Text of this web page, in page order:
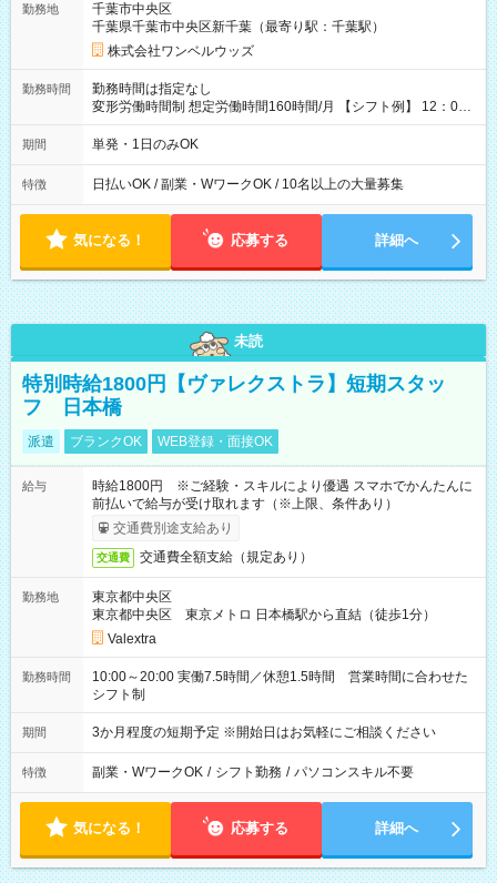
なし
勤務地
千葉市中央区
千葉県千葉市中央区新千葉（最寄り駅：千葉駅）
株式会社ワンベルウッズ
勤務時間
勤務時間は指定なし
変形労働時間制 想定労働時間160時間/月 【シフト例】 12：00
～22：00
期間 単発・1日のみOK
特徴 日払いOK / 副業・WワークOK / 10名以上の大量募集
気になる！ 応募する 詳細へ
未読
特別時給1800円【ヴァレクストラ】短期スタッ
フ 日本橋
派遣 ブランクOK WEB登録・面接OK
給与
時給1800円 ※ご経験・スキルにより優遇 スマホでかんたんに
前払いで給与が受け取れます（※上限、条件あり）
交通費別途支給あり
交通費 交通費全額支給（規定あり）
勤務地
東京都中央区
東京都中央区 東京メトロ 日本橋駅から直結（徒歩1分）
Valextra
勤務時間
10:00～20:00 実働7.5時間／休憩1.5時間 営業時間に合わせた
シフト制
期間 3か月程度の短期予定 ※開始日はお気軽にご相談ください
特徴 副業・WワークOK / シフト勤務 / パソコンスキル不要
気になる！ 応募する 詳細へ